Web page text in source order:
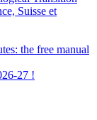
Suisse et
the free manual
27 !